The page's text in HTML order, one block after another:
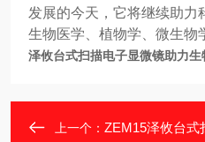
发展的今天，它将继续助力
生物医学、植物学、微生物
泽攸台式扫描电子显微镜助力生
上一个： ZEM15泽攸台式扫